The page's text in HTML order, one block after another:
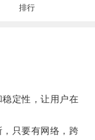
排行
定性，让用户在
只要有网络，跨